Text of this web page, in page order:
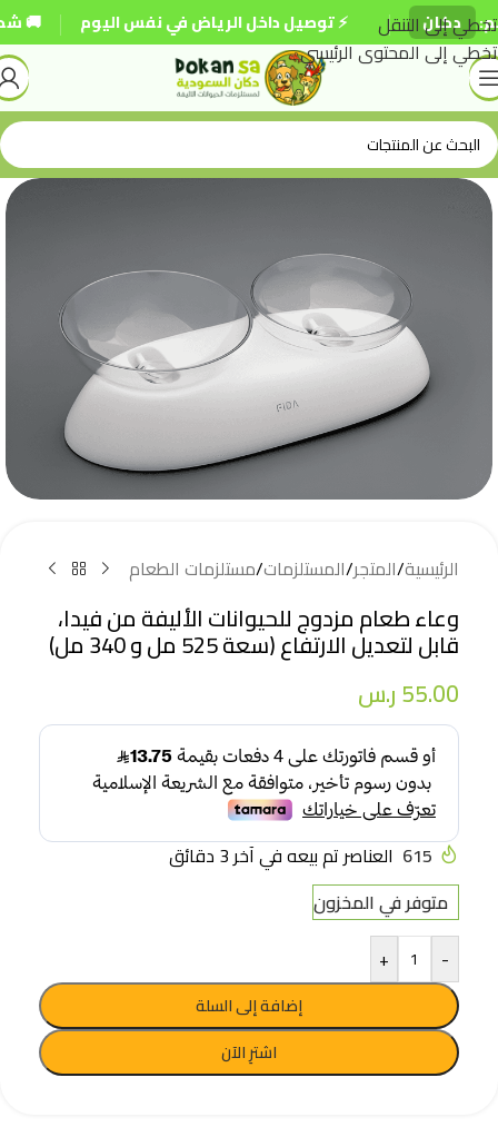
تخطي إلى التنقل
تخطي إلى المحتوى الرئيسي
⚡ توصيل داخل الرياض في نفس اليوم | 🚚 شحن دكان |
الرئيسية/المتجر/المستلزمات/مستلزمات الطعام
وعاء طعام مزدوج للحيوانات الأليفة من فيدا،
قابل لتعديل الارتفاع (سعة 525 مل و 340 مل)
55.00ر.س
615 العناصر تم بيعه في آخر 3 دقائق
متوفر في المخزون
-
+
إضافة إلى السلة
اشترِ الآن